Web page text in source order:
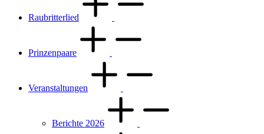
Raubritterlied
Prinzenpaare
Veranstaltungen
Berichte 2026